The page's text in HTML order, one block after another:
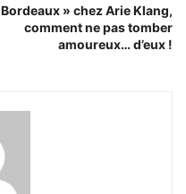
Bordeaux » chez Arie Klang,
comment ne pas tomber
amoureux… d’eux !